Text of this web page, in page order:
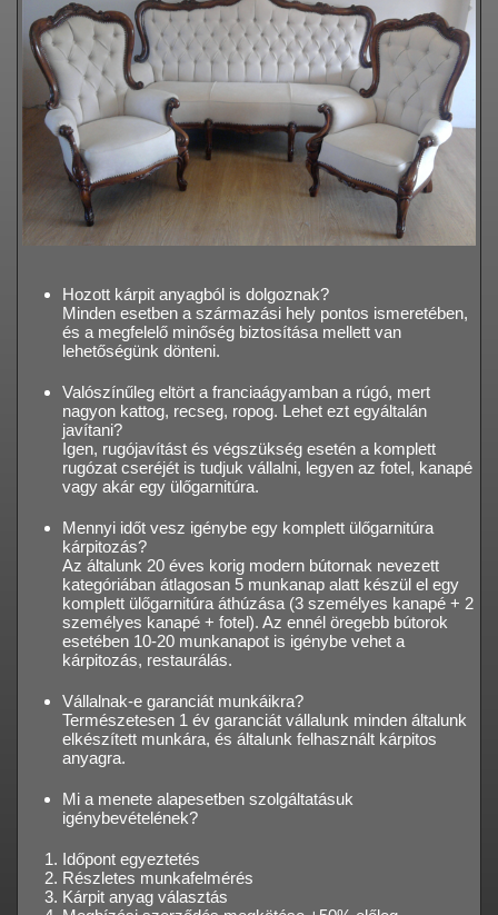
Hozott kárpit anyagból is dolgoznak?
Minden esetben a származási hely pontos ismeretében,
és a megfelelő minőség biztosítása mellett van
lehetőségünk dönteni.
Valószínűleg eltört a franciaágyamban a rúgó, mert
nagyon kattog, recseg, ropog. Lehet ezt egyáltalán
javítani?
Igen, rugójavítást és végszükség esetén a komplett
rugózat cseréjét is tudjuk vállalni, legyen az fotel, kanapé
vagy akár egy ülőgarnitúra.
Mennyi időt vesz igénybe egy komplett ülőgarnitúra
kárpitozás?
Az általunk 20 éves korig modern bútornak nevezett
kategóriában átlagosan 5 munkanap alatt készül el egy
komplett ülőgarnitúra áthúzása (3 személyes kanapé + 2
személyes kanapé + fotel). Az ennél öregebb bútorok
esetében 10-20 munkanapot is igénybe vehet a
kárpitozás, restaurálás.
Vállalnak-e garanciát munkáikra?
Természetesen 1 év garanciát vállalunk minden általunk
elkészített munkára, és általunk felhasznált kárpitos
anyagra.
Mi a menete alapesetben szolgáltatásuk
igénybevételének?
Időpont egyeztetés
Részletes munkafelmérés
Kárpit anyag választás